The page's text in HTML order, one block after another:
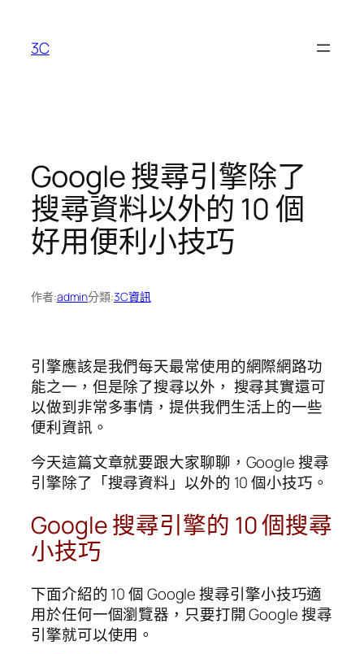
3C
Google 搜尋引擎除了
搜尋資料以外的 10 個
好用便利小技巧
作者:admin分類:3C資訊
引擎應該是我們每天最常使用的網際網路功
能之一，但是除了搜尋以外， 搜尋其實還可
以做到非常多事情，提供我們生活上的一些
便利資訊。
今天這篇文章就要跟大家聊聊，Google 搜尋
引擎除了「搜尋資料」以外的 10 個小技巧。
Google 搜尋引擎的 10 個搜尋
小技巧
下面介紹的 10 個 Google 搜尋引擎小技巧適
用於任何一個瀏覽器，只要打開 Google 搜尋
引擎就可以使用。